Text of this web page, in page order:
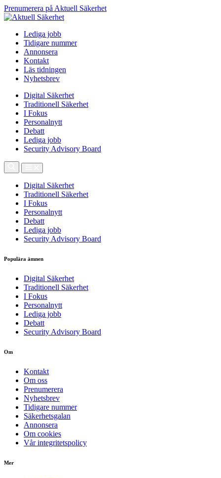
Prenumerera på Aktuell Säkerhet
Lediga jobb
Tidigare nummer
Annonsera
Kontakt
Läs tidningen
Nyhetsbrev
Digital Säkerhet
Traditionell Säkerhet
I Fokus
Personalnytt
Debatt
Lediga jobb
Security Advisory Board
Digital Säkerhet
Traditionell Säkerhet
I Fokus
Personalnytt
Debatt
Lediga jobb
Security Advisory Board
Populära ämnen
Digital Säkerhet
Traditionell Säkerhet
I Fokus
Personalnytt
Lediga jobb
Debatt
Security Advisory Board
Om
Kontakt
Om oss
Prenumerera
Nyhetsbrev
Tidigare nummer
Säkerhetsgalan
Annonsera
Om cookies
Vår integritetspolicy
Mer